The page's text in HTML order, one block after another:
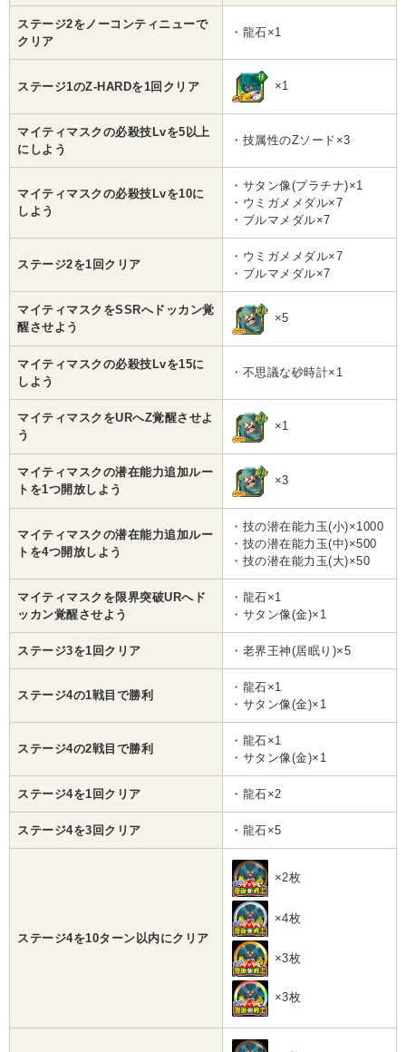
ステージ2をノーコンティニューで
クリア
・龍石×1
ステージ1のZ-HARDを1回クリア ×1
マイティマスクの必殺技Lvを5以上
にしよう
・技属性のZソード×3
マイティマスクの必殺技Lvを10に
しよう
・サタン像(プラチナ)×1
・ウミガメメダル×7
・ブルマメダル×7
ステージ2を1回クリア
・ウミガメメダル×7
・ブルマメダル×7
マイティマスクをSSRへドッカン覚
醒させよう
×5
マイティマスクの必殺技Lvを15に
しよう
・不思議な砂時計×1
マイティマスクをURへZ覚醒させよ
う
×1
マイティマスクの潜在能力追加ルー
トを1つ開放しよう
×3
マイティマスクの潜在能力追加ルー
トを4つ開放しよう
・技の潜在能力玉(小)×1000
・技の潜在能力玉(中)×500
・技の潜在能力玉(大)×50
マイティマスクを限界突破URへド
ッカン覚醒させよう
・龍石×1
・サタン像(金)×1
ステージ3を1回クリア ・老界王神(居眠り)×5
ステージ4の1戦目で勝利
・龍石×1
・サタン像(金)×1
ステージ4の2戦目で勝利
・龍石×1
・サタン像(金)×1
ステージ4を1回クリア ・龍石×2
ステージ4を3回クリア ・龍石×5
ステージ4を10ターン以内にクリア
×2枚
×4枚
×3枚
×3枚